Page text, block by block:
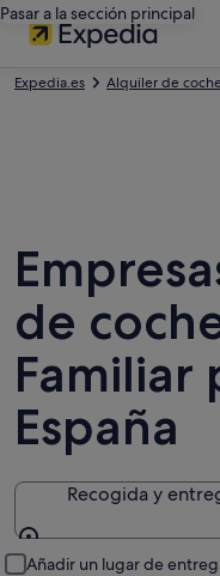
Pasar a la sección principal
Expedia.es Alquiler de
de
Familiar
España
Recogida y
Añadir un lugar de